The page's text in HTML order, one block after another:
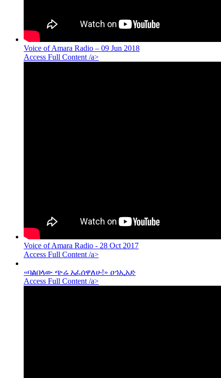
Voice of Amara Radio – 09 Jun 2018
Access Full Content /a>
Voice of Amara Radio - 28 Oct 2017
Access Full Content /a>
«ባልበላው ጭሬ አፈሰዋለሁ!» ዐኅኢአድ
Access Full Content /a>